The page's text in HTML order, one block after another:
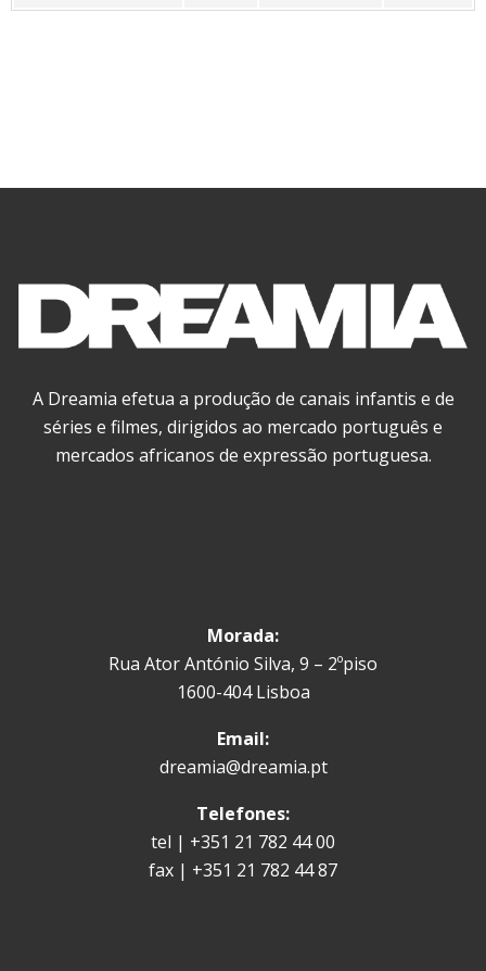
A Dreamia efetua a produção de canais infantis e de
séries e filmes, dirigidos ao mercado português e
mercados africanos de expressão portuguesa.
Morada:
Rua Ator António Silva, 9 – 2ºpiso
1600-404 Lisboa
Email:
dreamia@dreamia.pt
Telefones:
tel | +351 21 782 44 00
fax | +351 21 782 44 87